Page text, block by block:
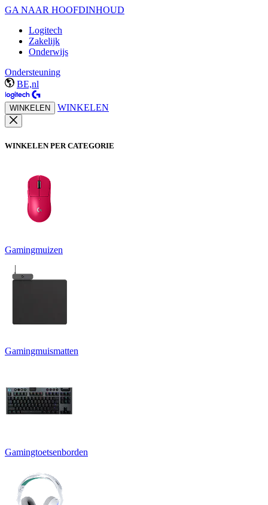
GA NAAR HOOFDINHOUD
Logitech
Zakelijk
Onderwijs
Ondersteuning
BE,nl
WINKELEN WINKELEN
WINKELEN PER CATEGORIE
Gamingmuizen
Gamingmuismatten
Gamingtoetsenborden